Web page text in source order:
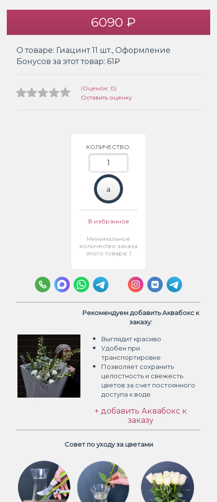
6090 ₽
О товаре: Гиацинт 11 шт., Оформление
Бонусов за этот товар: 61₽
(Оценок: 0)
Оставить оценку
КОЛИЧЕСТВО:
В избранное
Минимальное
количество заказа
этого товара: 1
Рекомендуем добавить Аквабокс к
заказу:
Выглядит красиво
Удобен при
транспортировке
Позволяет сохранить
целостность и свежесть
цветов за счет постоянного
доступа к воде
+ добавить Аквабокс к
заказу
Совет по уходу за цветами